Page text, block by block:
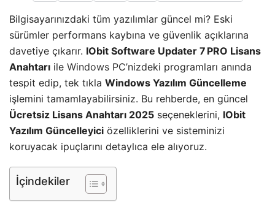
Bilgisayarınızdaki tüm yazılımlar güncel mi? Eski
sürümler performans kaybına ve güvenlik açıklarına
davetiye çıkarır. IObit Software Updater 7 PRO Lisans
Anahtarı ile Windows PC’nizdeki programları anında
tespit edip, tek tıkla Windows Yazılım Güncelleme
işlemini tamamlayabilirsiniz. Bu rehberde, en güncel
Ücretsiz Lisans Anahtarı 2025 seçeneklerini, IObit
Yazılım Güncelleyici özelliklerini ve sisteminizi
koruyacak ipuçlarını detaylıca ele alıyoruz.
İçindekiler